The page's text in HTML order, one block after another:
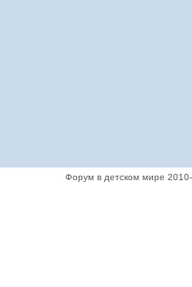
Форум в детском мире